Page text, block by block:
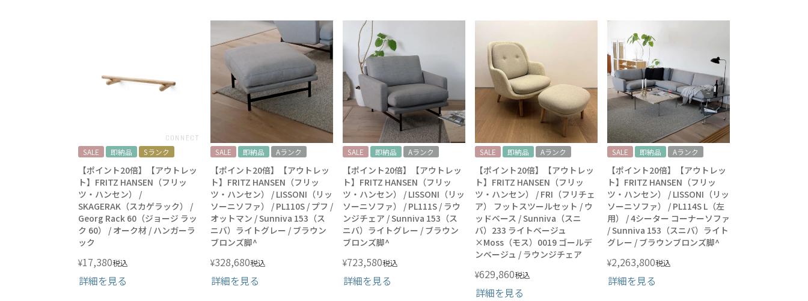
SALE 即納品 Sランク
【ポイント20倍】【アウトレッ
ト】FRITZ HANSEN（フリッ
ツ・ハンセン） /
SKAGERAK（スカゲラック） /
Georg Rack 60（ジョージ ラッ
ク 60） / オーク材 / ハンガーラ
ック
¥17,380税込
詳細を見る
SALE 即納品 Aランク
【ポイント20倍】【アウトレッ
ト】FRITZ HANSEN（フリッ
ツ・ハンセン） / LISSONI（リッ
ソーニソファ） / PL110S / プフ /
オットマン / Sunniva 153（ス
ニバ）ライトグレー / ブラウン
ブロンズ脚^
¥328,680税込
詳細を見る
SALE 即納品 Aランク
【ポイント20倍】【アウトレッ
ト】FRITZ HANSEN（フリッ
ツ・ハンセン） / LISSONI（リッ
ソーニソファ） / PL111S / ラウ
ンジチェア / Sunniva 153（ス
ニバ）ライトグレー / ブラウン
ブロンズ脚^
¥723,580税込
詳細を見る
SALE 即納品 Aランク
【ポイント20倍】【アウトレッ
ト】FRITZ HANSEN（フリッ
ツ・ハンセン） / FRI（フリチェ
ア） フットスツールセット / ウ
ッドベース / Sunniva（スニ
バ）233 ライトベージュ
×Moss（モス）0019 ゴールデ
ンベージュ / ラウンジチェア
¥629,860税込
詳細を見る
SALE 即納品 Aランク
【ポイント20倍】【アウトレッ
ト】FRITZ HANSEN（フリッ
ツ・ハンセン） / LISSONI（リッ
ソーニソファ） / PL114S L（左
用） / 4シーター コーナーソファ
/ Sunniva 153（スニバ）ライト
グレー / ブラウンブロンズ脚^
¥2,263,800税込
詳細を見る